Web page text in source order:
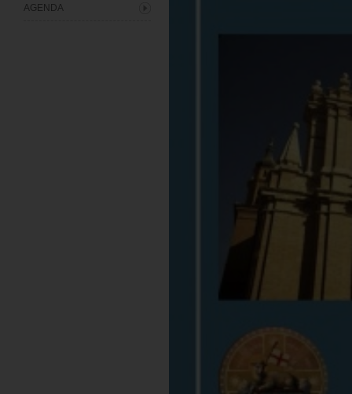
AGENDA